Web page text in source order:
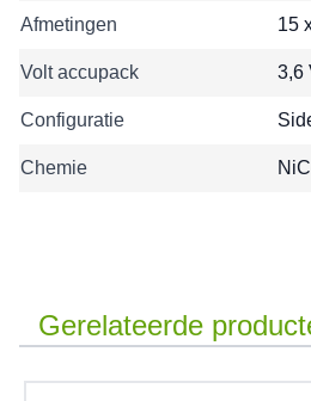
Afmetingen 15
Volt accupack 3,6
Configuratie
Chemie
Gerelateerde